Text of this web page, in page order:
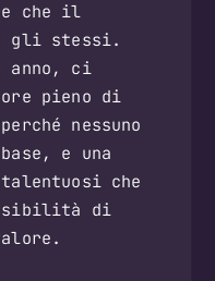
che il
gli stessi.
anno, ci
pieno di
nessuno
e una
che
di